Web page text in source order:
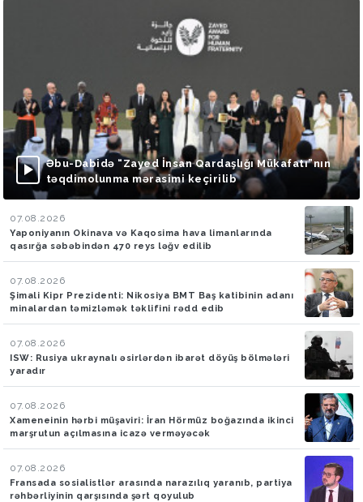
Əbu-Dabidə “Zayed İnsan Qardaşlığı Mükafatı”nın
təqdimolunma mərasimi keçirilib
07.08.2026
Yaponiyanın Okinava və Kaqosima hava limanlarında
qasırğa səbəbindən 470 reys ləğv edilib
07.08.2026
Şimali Kipr Prezidenti: Nikosiya BMT Baş katibinin adanı
minalardan təmizləmək təklifini rədd edib
07.08.2026
ISW: Rusiya ukraynalı əsirlərdən ibarət döyüş bölmələri
yaradır
07.08.2026
Xameneinin hərbi müşaviri: İran Hörmüz boğazında ikinci
marşrutun açılmasına icazə verməyəcək
07.08.2026
Fransada sosialistlər arasında narazılıq yaranıb, partiya
rəhbərliyinin qarşısında şərt qoyulub